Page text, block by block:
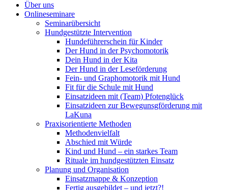
Über uns
Onlineseminare
Seminarübersicht
Hundgestützte Intervention
Hundeführerschein für Kinder
Der Hund in der Psychomotorik
Dein Hund in der Kita
Der Hund in der Leseförderung
Fein- und Graphomotorik mit Hund
Fit für die Schule mit Hund
Einsatzideen mit (Team) Pfotenglück
Einsatzideen zur Bewegunsgförderung mit
LaKuna
Praxisorientierte Methoden
Methodenvielfalt
Abschied mit Würde
Kind und Hund – ein starkes Team
Rituale im hundgestützten Einsatz
Planung und Organisation
Einsatzmappe & Konzeption
Fertig ausgebildet – und jetzt?!